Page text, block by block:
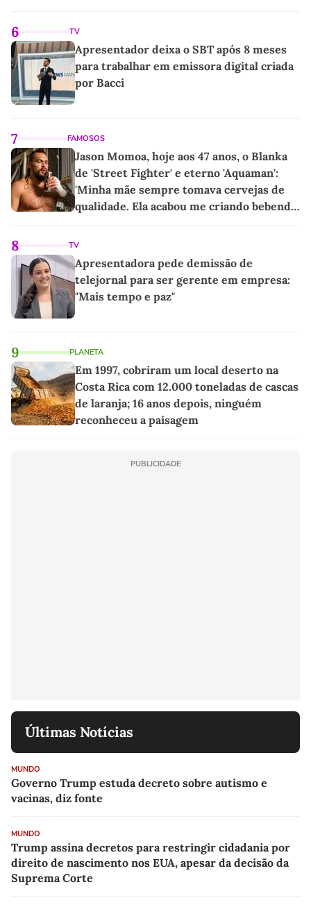
6 TV
Apresentador deixa o SBT após 8 meses
para trabalhar em emissora digital criada
por Bacci
7 FAMOSOS
Jason Momoa, hoje aos 47 anos, o Blanka
de 'Street Fighter' e eterno 'Aquaman':
'Minha mãe sempre tomava cervejas de
qualidade. Ela acabou me criando bebendo
8 TV
Apresentadora pede demissão de
telejornal para ser gerente em empresa:
"Mais tempo e paz"
9 PLANETA
Em 1997, cobriram um local deserto na
Costa Rica com 12.000 toneladas de cascas
de laranja; 16 anos depois, ninguém
reconheceu a paisagem
PUBLICIDADE
Últimas Notícias
MUNDO
Governo Trump estuda decreto sobre autismo e
vacinas, diz fonte
MUNDO
Trump assina decretos para restringir cidadania por
direito de nascimento nos EUA, apesar da decisão da
Suprema Corte